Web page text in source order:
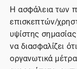
Η ασφάλεια των
επισκεπτών/
υψίστης
να διασφαλίζει
οργανωτικά